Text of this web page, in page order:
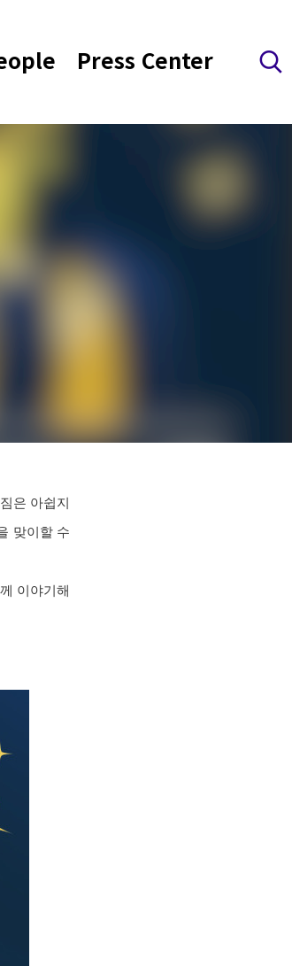
Press Center 검색 레이어 열기
은 아쉽지
맞이할 수
이야기해